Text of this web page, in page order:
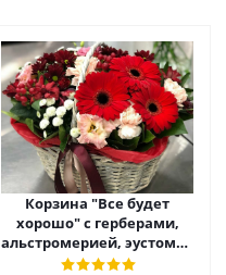
Корзина "Все будет
хорошо" с герберами,
альстромерией, эустомой
и хризантемой арт. 22461